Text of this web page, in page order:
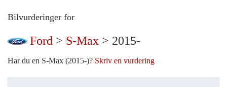
Bilvurderinger for
Ford > S-Max > 2015-
Har du en S-Max (2015-)? Skriv en vurdering